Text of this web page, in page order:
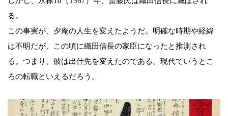
る。
この事実が、夕庵の人生を変えたようだ。明確な時期や経緯
は不明だが、この頃に織田信長の家臣になったと推測され
る。つまり、彼は出仕先を変えたのである。現代でいうとこ
ろの転職といえるだろう。